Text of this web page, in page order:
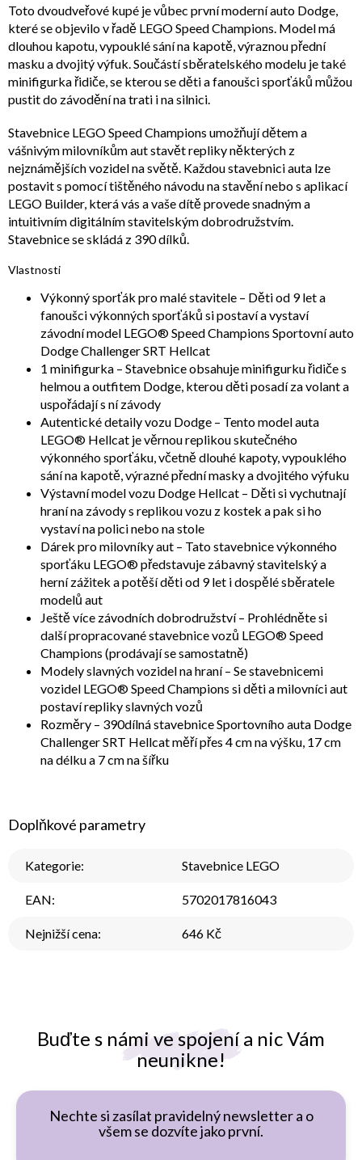
Buďte s námi ve spojení a nic Vám
neunikne!
Nechte si zasílat pravidelný newsletter a o
všem se dozvíte jako první.
Toto dvoudveřové kupé je vůbec první moderní auto Dodge,
které se objevilo v řadě LEGO Speed Champions. Model má
dlouhou kapotu, vypouklé sání na kapotě, výraznou přední
masku a dvojitý výfuk. Součástí sběratelského modelu je také
minifigurka řidiče, se kterou se děti a fanoušci sporťáků můžou
pustit do závodění na trati i na silnici.
Stavebnice LEGO Speed Champions umožňují dětem a
vášnivým milovníkům aut stavět repliky některých z
nejznámějších vozidel na světě. Každou stavebnici auta lze
postavit s pomocí tištěného návodu na stavění nebo s aplikací
LEGO Builder, která vás a vaše dítě provede snadným a
intuitivním digitálním stavitelským dobrodružstvím.
Stavebnice se skládá z 390 dílků.
Vlastnosti
Výkonný sporťák pro malé stavitele – Děti od 9 let a
fanoušci výkonných sporťáků si postaví a vystaví
závodní model LEGO® Speed Champions Sportovní auto
Dodge Challenger SRT Hellcat
1 minifigurka – Stavebnice obsahuje minifigurku řidiče s
helmou a outfitem Dodge, kterou děti posadí za volant a
uspořádají s ní závody
Autentické detaily vozu Dodge – Tento model auta
LEGO® Hellcat je věrnou replikou skutečného
výkonného sporťáku, včetně dlouhé kapoty, vypouklého
sání na kapotě, výrazné přední masky a dvojitého výfuku
Výstavní model vozu Dodge Hellcat – Děti si vychutnají
hraní na závody s replikou vozu z kostek a pak si ho
vystaví na polici nebo na stole
Dárek pro milovníky aut – Tato stavebnice výkonného
sporťáku LEGO® představuje zábavný stavitelský a
herní zážitek a potěší děti od 9 let i dospělé sběratele
modelů aut
Ještě více závodních dobrodružství – Prohlédněte si
další propracované stavebnice vozů LEGO® Speed
Champions (prodávají se samostatně)
Modely slavných vozidel na hraní – Se stavebnicemi
vozidel LEGO® Speed Champions si děti a milovníci aut
postaví repliky slavných vozů
Rozměry – 390dílná stavebnice Sportovního auta Dodge
Challenger SRT Hellcat měří přes 4 cm na výšku, 17 cm
na délku a 7 cm na šířku
Doplňkové parametry
Kategorie: Stavebnice LEGO
EAN: 5702017816043
Nejnižší cena: 646 Kč